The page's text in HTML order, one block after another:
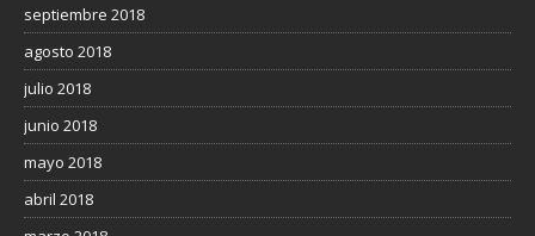
septiembre 2018
agosto 2018
julio 2018
junio 2018
mayo 2018
abril 2018